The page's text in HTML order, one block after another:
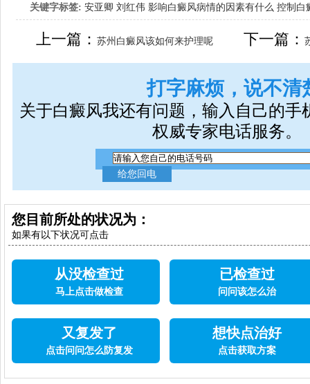
关键字标签: 安亚卿 刘红伟 影响白癜风病情的因素有什么 控制白
女生应该如何治疗呢
上一篇：苏州白癜风该如何来护理呢 下一篇：
打字麻烦，说不清
关于白癜风我还有问题，输入自己的手
权威专家电话服务。
您目前所处的状况为：
如果有以下状况可点击
从没检查过
马上点击做检查
已检查过
问问该怎么治
又复发了
点击问问怎么防复发
想快点治好
点击获取方案